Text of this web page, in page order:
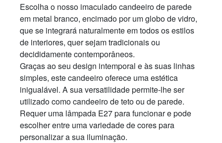
Escolha o nosso imaculado candeeiro de parede
em metal branco, encimado por um globo de vidro,
que se integrará naturalmente em todos os estilos
de interiores, quer sejam tradicionais ou
decididamente contemporâneos.
Graças ao seu design intemporal e às suas linhas
simples, este candeeiro oferece uma estética
inigualável. A sua versatilidade permite-lhe ser
utilizado como candeeiro de teto ou de parede.
Requer uma lâmpada E27 para funcionar e pode
escolher entre uma variedade de cores para
personalizar a sua iluminação.